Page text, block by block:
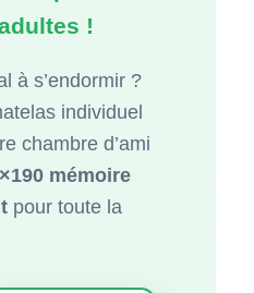
!
à s’endormir ?
individuel
chambre d’ami
mémoire
pour toute la